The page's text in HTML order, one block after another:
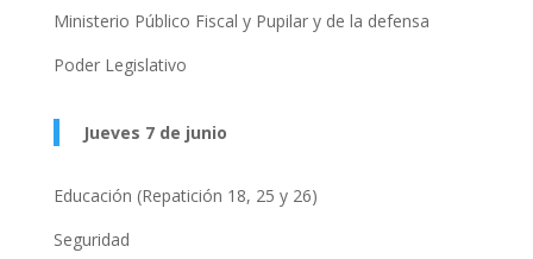
Ministerio Público Fiscal y Pupilar y de la defensa
Poder Legislativo
Jueves 7 de junio
Educación (Repatición 18, 25 y 26)
Seguridad